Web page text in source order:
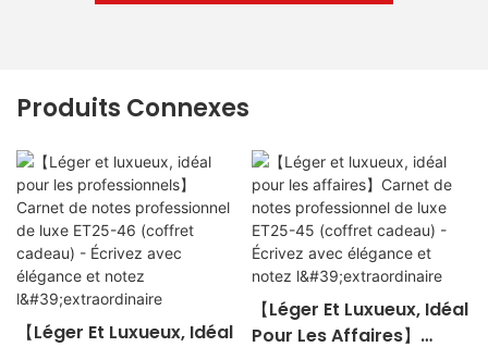
Produits Connexes
【Léger Et Luxueux, Idéal
【Léger Et Luxueux, Idéal
Pour Les Affaires】